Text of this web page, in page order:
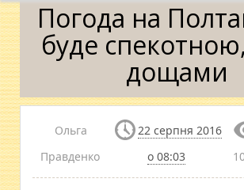
Погода на
буде
дощами
Ольга
Правденко
22 серпня 2016
о 08:03